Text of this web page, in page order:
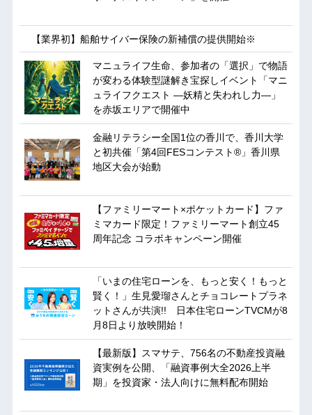
【業界初】船舶サイバー保険の新補償の提供開始※
マニュライフ生命、参加者の「選択」で物語
が変わる体験型謎解き宝探しイベント「マニ
ュライフクエスト ―妖精と失われし力―」
を赤坂エリアで開催中
金融リテラシー全国1位の香川で、香川大学
と初共催「第4回FESコンテスト®」香川県
地区大会が始動
【ファミリーマート×ポケットカード】ファ
ミマカード限定！ファミリーマート創立45
周年記念 コラボキャンペーン開催
「いまの住宅ローンを、もっと安く！もっと
賢く！」生見愛瑠さんとチョコレートプラネ
ットさんが共演!! 日本住宅ローンTVCMが8
月8日より放映開始！
【最新版】スマサテ、756名の不動産投資融
資実例を公開、「融資事例大全2026上半
期」を投資家・法人向けに無料配布開始